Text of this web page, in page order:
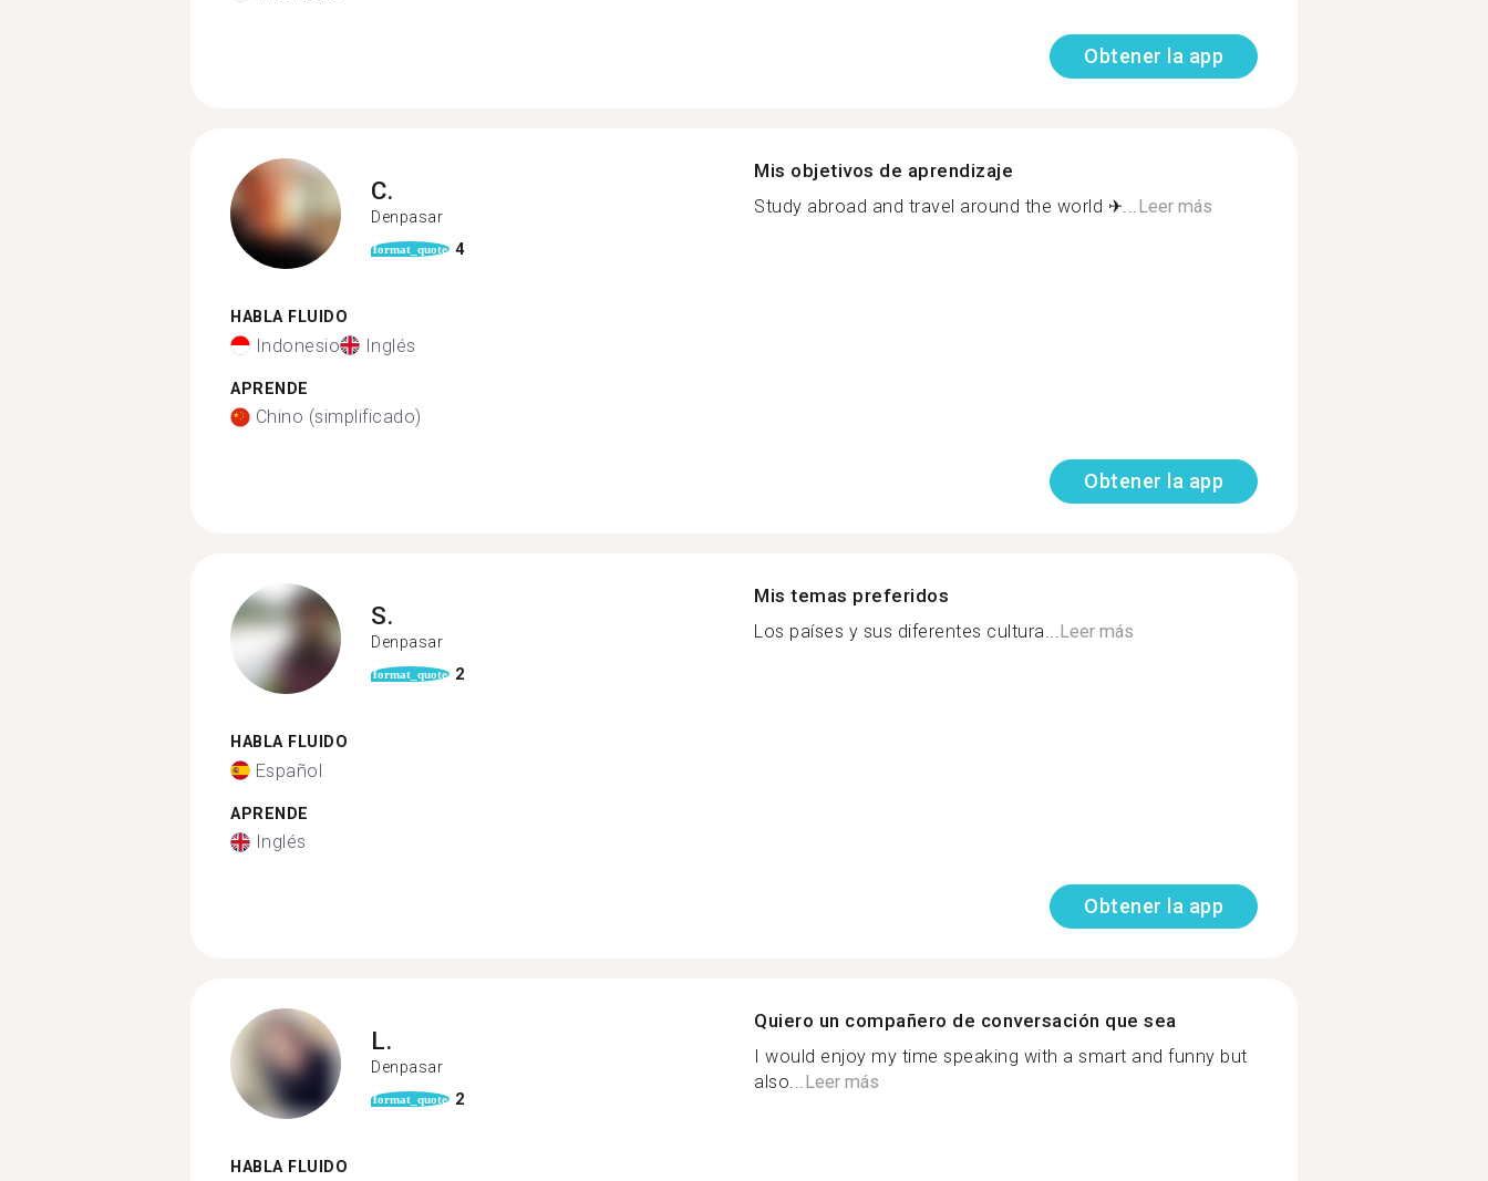
Obtener la app
C.
Denpasar
format_quote 4
HABLA FLUIDO
Indonesio Inglés
APRENDE
Chino (simplificado)
Mis objetivos de aprendizaje
Study abroad and travel around the world ✈...Leer más
Obtener la app
S.
Denpasar
format_quote 2
HABLA FLUIDO
Español
APRENDE
Inglés
Mis temas preferidos
Los países y sus diferentes cultura...Leer más
Obtener la app
L.
Denpasar
format_quote 2
HABLA FLUIDO
Quiero un compañero de conversación que sea
I would enjoy my time speaking with a smart and funny but
also...Leer más